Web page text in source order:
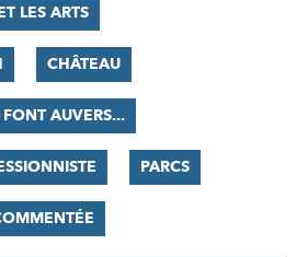
LES ARTS
CHÂTEAU
FONT AUVERS...
PARCS